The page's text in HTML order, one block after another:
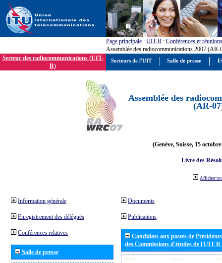
Page principale : UIT-R : Conférences et réunions
Assemblée des radiocommunications 2007 (AR-
Secteur des radiocommunications (UIT-
R)
Assemblée des
(AR-
(Genève, Suisse, 15
Livre des
Afficher
Information générale
Enregistrement des délégués
Conférences relatives
Salle de presse
Documents
Publications
Candidats aux postes de
des Commissions d'études de l'UIT-
Secteurs de l'UIT Salle de presse